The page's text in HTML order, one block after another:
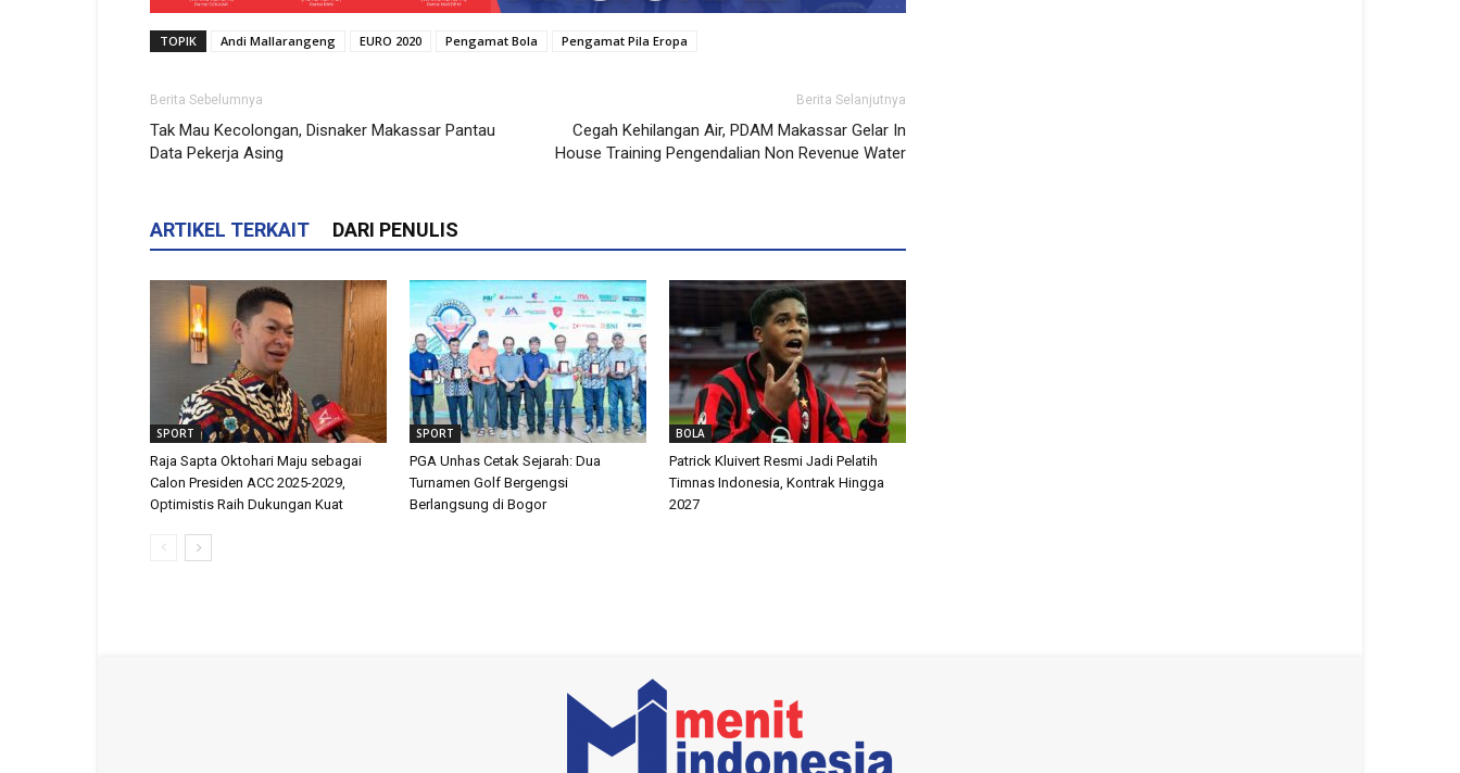
TOPIK Andi Mallarangeng EURO 2020 Pengamat Bola Pengamat Pila Eropa
Berita Sebelumnya
Tak Mau Kecolongan, Disnaker Makassar Pantau
Data Pekerja Asing
Berita Selanjutnya
Cegah Kehilangan Air, PDAM Makassar Gelar In
House Training Pengendalian Non Revenue Water
ARTIKEL TERKAIT DARI PENULIS
SPORT
Raja Sapta Oktohari Maju sebagai
Calon Presiden ACC 2025-2029,
Optimistis Raih Dukungan Kuat
SPORT
PGA Unhas Cetak Sejarah: Dua
Turnamen Golf Bergengsi
Berlangsung di Bogor
BOLA
Patrick Kluivert Resmi Jadi Pelatih
Timnas Indonesia, Kontrak Hingga
2027